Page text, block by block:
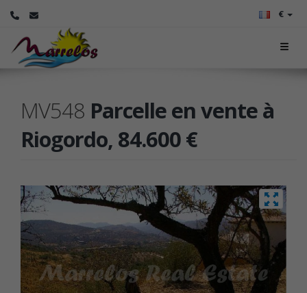
€
MV548 Parcelle en vente à
Riogordo, 84.600 €